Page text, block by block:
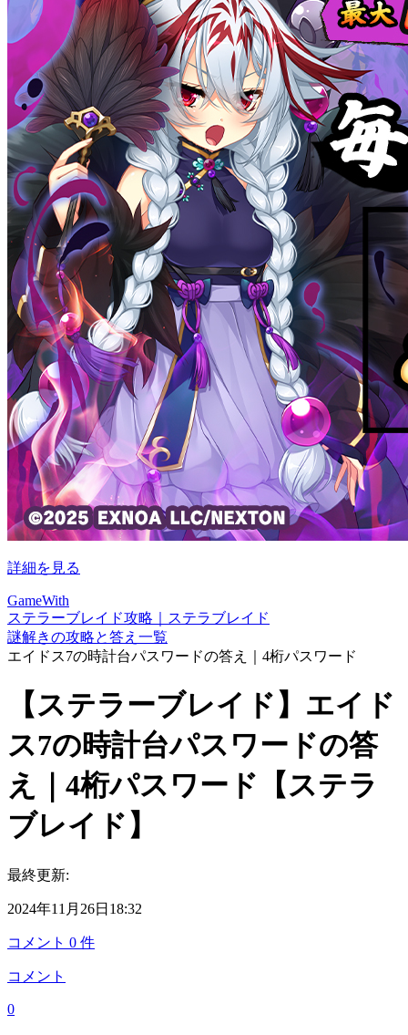
詳細を見る
GameWith
ステラーブレイド攻略｜ステラブレイド
謎解きの攻略と答え一覧
エイドス7の時計台パスワードの答え｜4桁パスワード
【ステラーブレイド】エイド
ス7の時計台パスワードの答
え｜4桁パスワード【ステラ
ブレイド】
最終更新:
2024年11月26日18:32
コメント 0 件
コメント
0